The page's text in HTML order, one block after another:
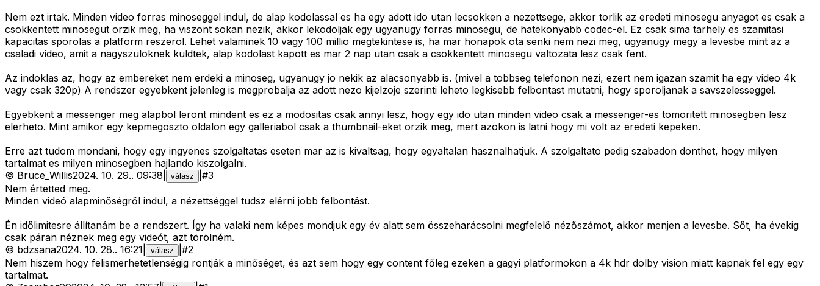
Nem ezt irtak. Minden video forras minoseggel indul, de alap kodolassal es ha egy adott ido utan lecsokken a nezettsege, akkor torlik az eredeti minosegu anyagot es csak a
csokkentett minosegut orzik meg, ha viszont sokan nezik, akkor lekodoljak egy ugyanugy forras minosegu, de hatekonyabb codec-el. Ez csak sima tarhely es szamitasi
kapacitas sporolas a platform reszerol. Lehet valaminek 10 vagy 100 millio megtekintese is, ha mar honapok ota senki nem nezi meg, ugyanugy megy a levesbe mint az a
csaladi video, amit a nagyszuloknek kuldtek, alap kodolast kapott es mar 2 nap utan csak a csokkentett minosegu valtozata lesz csak fent.
Az indoklas az, hogy az embereket nem erdeki a minoseg, ugyanugy jo nekik az alacsonyabb is. (mivel a tobbseg telefonon nezi, ezert nem igazan szamit ha egy video 4k
vagy csak 320p) A rendszer egyebkent jelenleg is megprobalja az adott nezo kijelzoje szerinti leheto legkisebb felbontast mutatni, hogy sporoljanak a savszelesseggel.
Egyebkent a messenger meg alapbol leront mindent es ez a modositas csak annyi lesz, hogy egy ido utan minden video csak a messenger-es tomoritett minosegben lesz
elerheto. Mint amikor egy kepmegoszto oldalon egy galleriabol csak a thumbnail-eket orzik meg, mert azokon is latni hogy mi volt az eredeti kepeken.
Erre azt tudom mondani, hogy egy ingyenes szolgaltatas eseten mar az is kivaltsag, hogy egyaltalan hasznalhatjuk. A szolgaltato pedig szabadon donthet, hogy milyen
tartalmat es milyen minosegben hajlando kiszolgalni.
© Bruce_Willis2024. 10. 29.. 09:38 válasz #3
Nem értetted meg.
Minden videó alapminőségről indul, a nézettséggel tudsz elérni jobb felbontást.
Én időlimitesre állítanám be a rendszert. Így ha valaki nem képes mondjuk egy év alatt sem összeharácsolni megfelelő nézőszámot, akkor menjen a levesbe. Sőt, ha évekig
csak páran néznek meg egy videót, azt törölném.
© bdzsana2024. 10. 28.. 16:21 válasz #2
Nem hiszem hogy felismerhetetlenségig rontják a minőséget, és azt sem hogy egy content főleg ezeken a gagyi platformokon a 4k hdr dolby vision miatt kapnak fel egy egy
tartalmat.